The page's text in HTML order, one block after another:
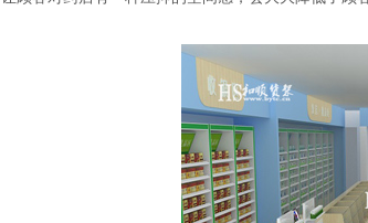
母婴店斜面灯箱单面货架母婴店货架_木